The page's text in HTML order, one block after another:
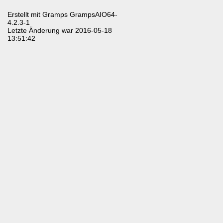
Erstellt mit Gramps GrampsAIO64-
4.2.3-1
Letzte Änderung war 2016-05-18
13:51:42